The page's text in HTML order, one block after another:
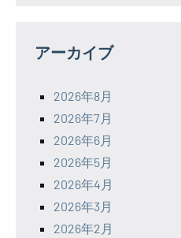
アーカイブ
2026年8月
2026年7月
2026年6月
2026年5月
2026年4月
2026年3月
2026年2月